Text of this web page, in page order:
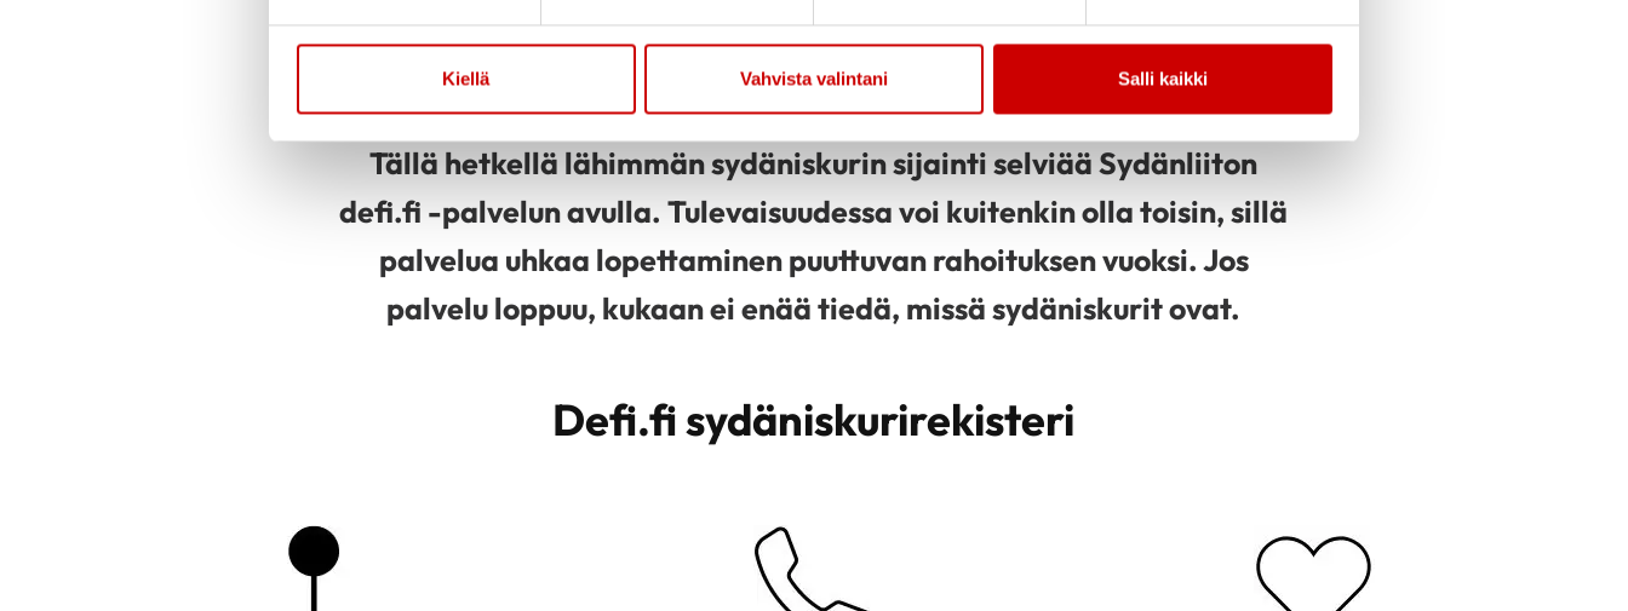
Kiellä Vahvista valintani Salli kaikki
on ainoa laite, joka minuuttien sisällä käytettynä voi pelastaa hengen
– mutta vain jos tiedämme, mistä sellainen löytyy.
Tällä hetkellä lähimmän sydäniskurin sijainti selviää Sydänliiton
defi.fi -palvelun avulla. Tulevaisuudessa voi kuitenkin olla toisin, sillä
palvelua uhkaa lopettaminen puuttuvan rahoituksen vuoksi. Jos
palvelu loppuu, kukaan ei enää tiedä, missä sydäniskurit ovat.
Defi.fi sydäniskurirekisteri